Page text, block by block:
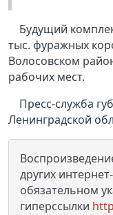
Будущий
тыс. фуражных
Волосовском
рабочих мест.
Пресс-служба
Ленинградской
других
обязательном
гиперссылки